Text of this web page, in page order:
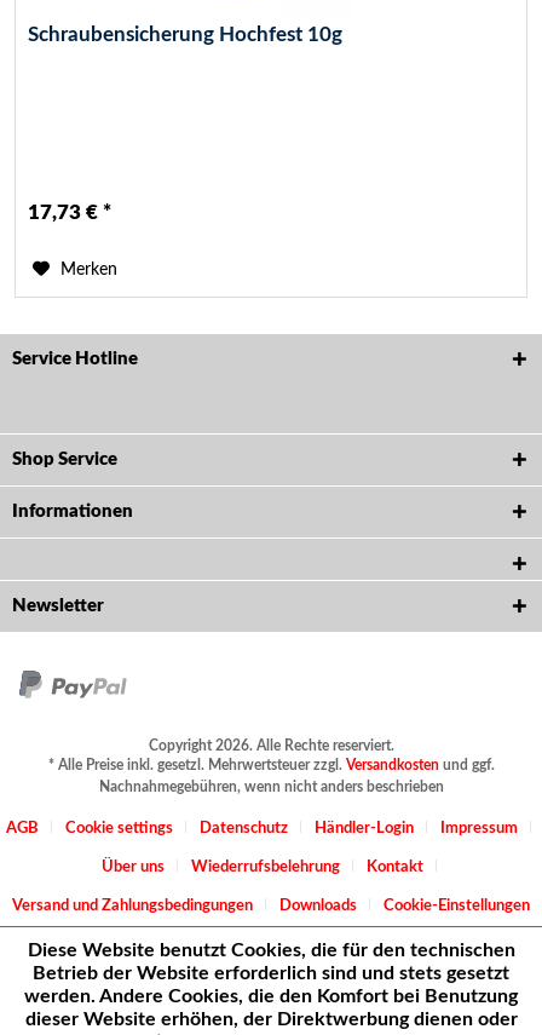
Schraubensicherung Hochfest 10g
17,73 € *
Merken
Service Hotline
Shop Service
Informationen
Newsletter
Copyright 2026. Alle Rechte reserviert.
* Alle Preise inkl. gesetzl. Mehrwertsteuer zzgl. Versandkostenund ggf.
Nachnahmegebühren, wenn nicht anders beschrieben
AGB Cookie settings Datenschutz Händler-Login Impressum
Über uns Wiederrufsbelehrung Kontakt
Versand und Zahlungsbedingungen Downloads Cookie-Einstellungen
Diese Website benutzt Cookies, die für den technischen
Betrieb der Website erforderlich sind und stets gesetzt
werden. Andere Cookies, die den Komfort bei Benutzung
dieser Website erhöhen, der Direktwerbung dienen oder